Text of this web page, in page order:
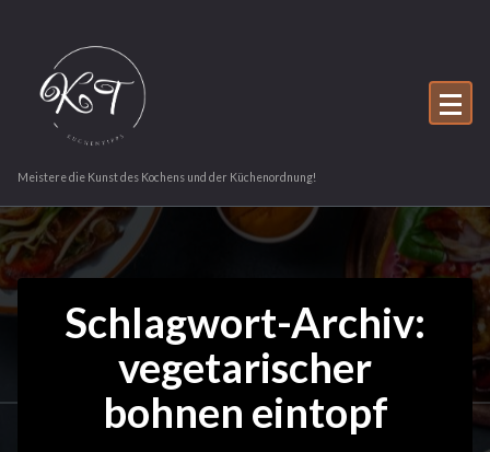
springen
Meistere die Kunst des Kochens und der Küchenordnung!
Schlagwort-Archiv:
vegetarischer
bohnen eintopf